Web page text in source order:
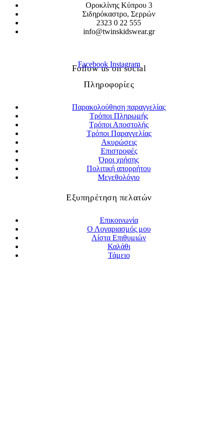
Οροκλίνης Κύπρου 3
Σιδηρόκαστρο, Σερρών
2323 0 22 555
info@twinskidswear.gr
Follow us on social
Facebook Instagram
Πληροφορίες
Παρακολούθηση παραγγελίας
Τρόποι Πληρωμής
Τρόποι Αποστολής
Τρόποι Παραγγελίας
Ακυρώσεις
Επιστροφές
Όροι χρήσης
Πολιτική απορρήτου
Μεγεθολόγιο
Εξυπηρέτηση πελατών
Επικοινωνία
Ο Λογαριασμός μου
Λίστα Επιθυμιών
Καλάθι
Τάμειο